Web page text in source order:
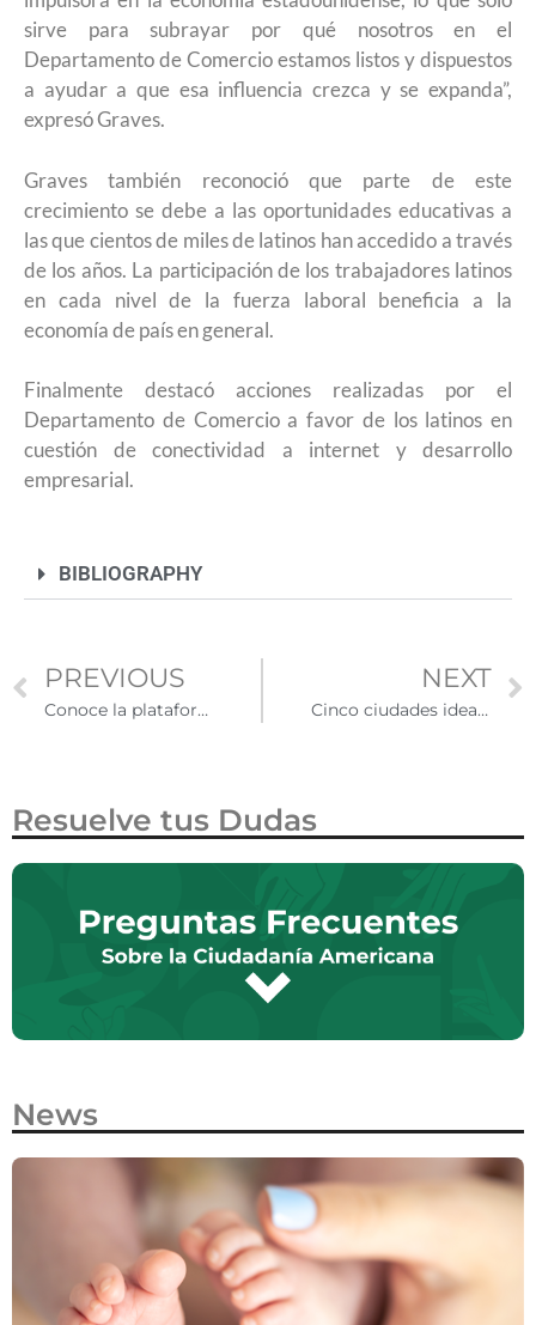
sirve para subrayar por qué nosotros en el
Departamento de Comercio estamos listos y dispuestos
a ayudar a que esa influencia crezca y se expanda”,
expresó Graves.
Graves también reconoció que parte de este
crecimiento se debe a las oportunidades educativas a
las que cientos de miles de latinos han accedido a través
de los años. La participación de los trabajadores latinos
en cada nivel de la fuerza laboral beneficia a la
economía de país en general.
Finalmente destacó acciones realizadas por el
Departamento de Comercio a favor de los latinos en
cuestión de conectividad a internet y desarrollo
empresarial.
BIBLIOGRAPHY
PREVIOUS
Conoce la plataforma Capacítate para el Empleo
NEXT
Cinco ciudades ideales para inmigrantes en Estados Unidos
Resuelve tus Dudas
News